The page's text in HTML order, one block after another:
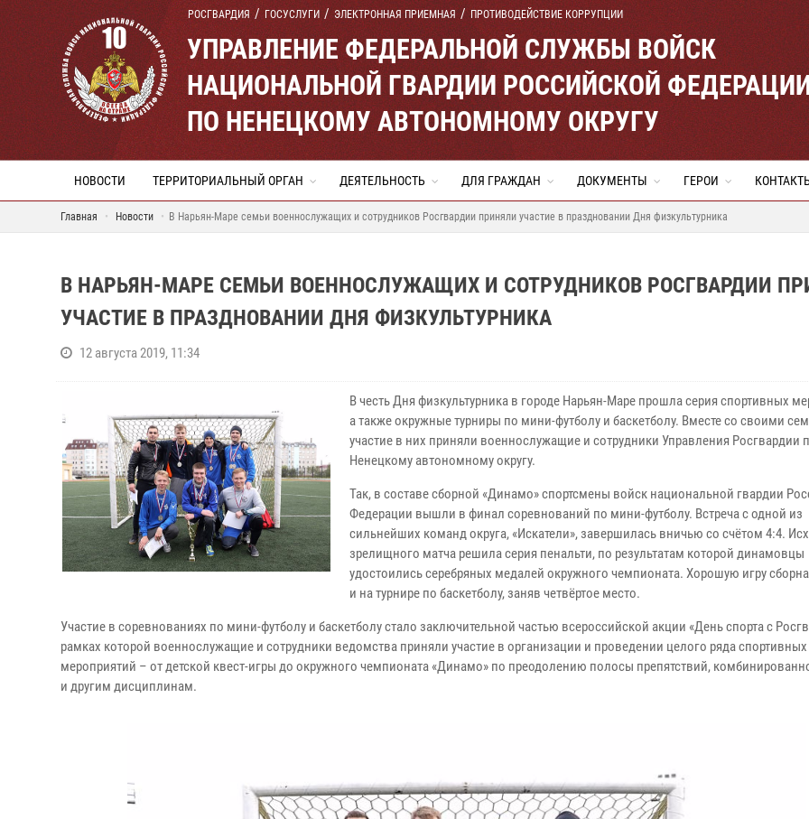
РОСГВАРДИЯ ГОСУСЛУГИ ЭЛЕКТРОННАЯ ПРИЕМНАЯ ПРОТИВОДЕЙСТВИЕ КОРРУПЦИИ
УПРАВЛЕНИЕ ФЕДЕРАЛЬНОЙ СЛУЖБЫ ВОЙСК
НАЦИОНАЛЬНОЙ ГВАРДИИ РОССИЙСКОЙ
ПО НЕНЕЦКОМУ АВТОНОМНОМУ ОКРУГУ
НОВОСТИ ТЕРРИТОРИАЛЬНЫЙ ОРГАН ДЕЯТЕЛЬНОСТЬ ДЛЯ ГРАЖДАН ДОКУМЕНТЫ ГЕРОИ
Главная Новости В Нарьян-Маре семьи военнослужащих и сотрудников Росгвардии приняли участие в праздновании Дня физкультурника
В НАРЬЯН-МАРЕ СЕМЬИ ВОЕННОСЛУЖАЩИХ И СОТРУДНИКОВ РОСГВАРДИИ
УЧАСТИЕ В ПРАЗДНОВАНИИ ДНЯ ФИЗКУЛЬТУРНИКА
12 августа 2019, 11:34
В честь Дня физкультурника в городе Нарьян-Маре прошла серия спортивных
а также окружные турниры по мини-футболу и баскетболу. Вместе со своими
участие в них приняли военнослужащие и сотрудники Управления Росгвардии
Ненецкому автономному округу.
Так, в составе сборной «Динамо» спортсмены войск национальной гвардии
Федерации вышли в финал соревнований по мини-футболу. Встреча с одной из
сильнейших команд округа, «Искатели», завершилась вничью со счётом 4:4.
зрелищного матча решила серия пенальти, по результатам которой динамовцы
удостоились серебряных медалей окружного чемпионата. Хорошую игру
и на турнире по баскетболу, заняв четвёртое место.
Участие в соревнованиях по мини-футболу и баскетболу стало заключительной частью всероссийской акции «День спорта с
рамках которой военнослужащие и сотрудники ведомства приняли участие в организации и проведении целого ряда спортивных
мероприятий – от детской квест-игры до окружного чемпионата «Динамо» по преодолению полосы препятствий,
и другим дисциплинам.